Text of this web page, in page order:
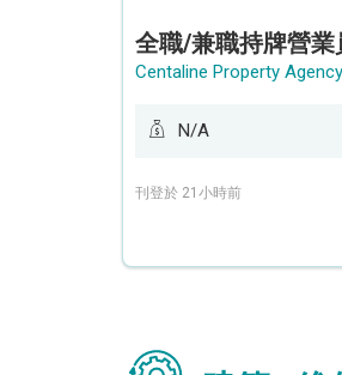
Centaline Property
N/A
刊登於 21小時前